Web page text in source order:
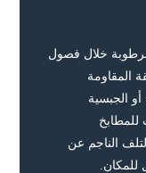
خلال فصول
المقاومة
أو الجبسية
للمطابخ
الناجم عن